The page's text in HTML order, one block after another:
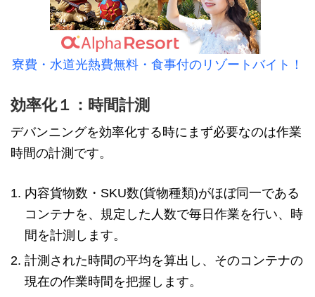
寮費・水道光熱費無料・食事付のリゾートバイト！
効率化１：時間計測
デバンニングを効率化する時にまず必要なのは作業
時間の計測です。
内容貨物数・SKU数(貨物種類)がほぼ同一である
コンテナを、規定した人数で毎日作業を行い、時
間を計測します。
計測された時間の平均を算出し、そのコンテナの
現在の作業時間を把握します。